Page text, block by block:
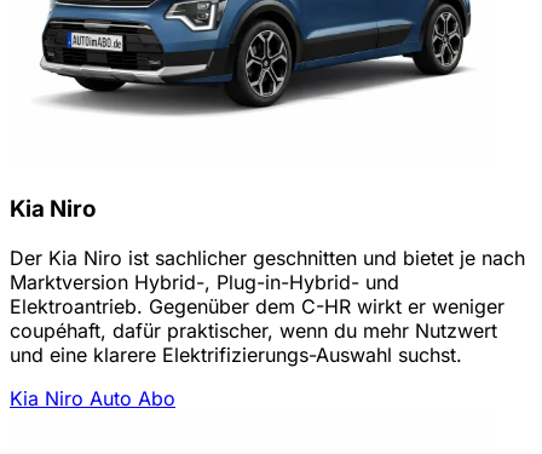
Kia Niro
Der Kia Niro ist sachlicher geschnitten und bietet je nach
Marktversion Hybrid-, Plug-in-Hybrid- und
Elektroantrieb. Gegenüber dem C-HR wirkt er weniger
coupéhaft, dafür praktischer, wenn du mehr Nutzwert
und eine klarere Elektrifizierungs-Auswahl suchst.
Kia Niro Auto Abo